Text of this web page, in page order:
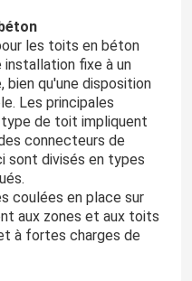
les toits en béton
fixe à un
bien qu'une disposition
Les principales
de toit impliquent
connecteurs de
sont divisés en types
coulées en place sur
aux zones et aux toits
à fortes charges de